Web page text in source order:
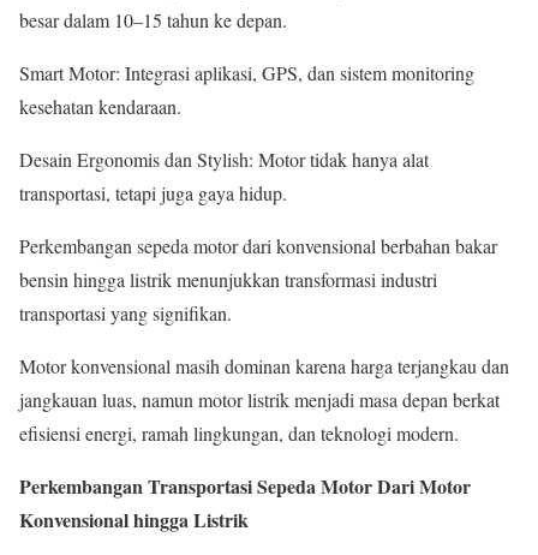
besar dalam 10–15 tahun ke depan.
Smart Motor: Integrasi aplikasi, GPS, dan sistem monitoring
kesehatan kendaraan.
Desain Ergonomis dan Stylish: Motor tidak hanya alat
transportasi, tetapi juga gaya hidup.
Perkembangan sepeda motor dari konvensional berbahan bakar
bensin hingga listrik menunjukkan transformasi industri
transportasi yang signifikan.
Motor konvensional masih dominan karena harga terjangkau dan
jangkauan luas, namun motor listrik menjadi masa depan berkat
efisiensi energi, ramah lingkungan, dan teknologi modern.
Perkembangan Transportasi Sepeda Motor Dari Motor
Konvensional hingga Listrik